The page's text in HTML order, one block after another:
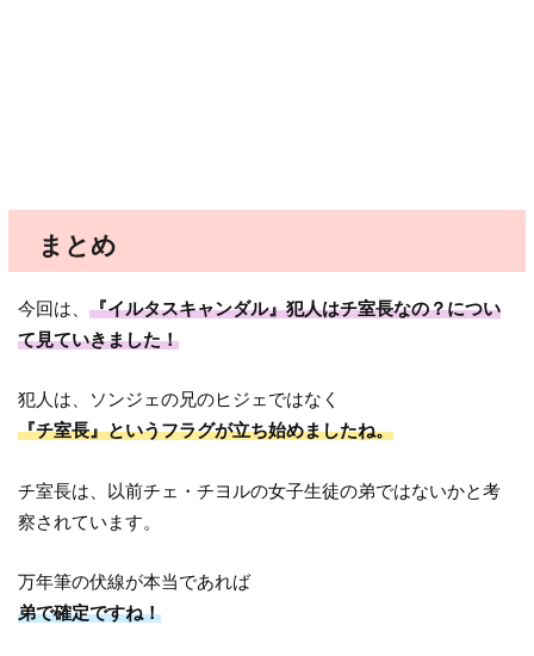
まとめ
今回は、『イルタスキャンダル』犯人はチ室長なの？につい
て見ていきました！
犯人は、ソンジェの兄のヒジェではなく
『チ室長』というフラグが立ち始めましたね。
チ室長は、以前チェ・チヨルの女子生徒の弟ではないかと考
察されています。
万年筆の伏線が本当であれば
弟で確定ですね！